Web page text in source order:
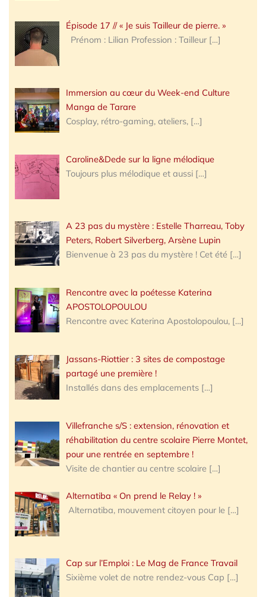
Épisode 17 // « Je suis Tailleur de pierre. »
Prénom : Lilian Profession : Tailleur […]
Immersion au cœur du Week-end Culture
Manga de Tarare
Cosplay, rétro-gaming, ateliers, […]
Caroline&Dede sur la ligne mélodique
Toujours plus mélodique et aussi […]
A 23 pas du mystère : Estelle Tharreau, Toby
Peters, Robert Silverberg, Arsène Lupin
Bienvenue à 23 pas du mystère ! Cet été […]
Rencontre avec la poétesse Katerina
APOSTOLOPOULOU
Rencontre avec Katerina Apostolopoulou, […]
Jassans-Riottier : 3 sites de compostage
partagé une première !
Installés dans des emplacements […]
Villefranche s/S : extension, rénovation et
réhabilitation du centre scolaire Pierre Montet,
pour une rentrée en septembre !
Visite de chantier au centre scolaire […]
Alternatiba « On prend le Relay ! »
Alternatiba, mouvement citoyen pour le […]
Cap sur l’Emploi : Le Mag de France Travail
Sixième volet de notre rendez-vous Cap […]